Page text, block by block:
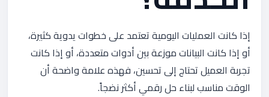
إذا كانت العمليات اليومية تعتمد على خطوات يدوية كثيرة،
أو إذا كانت البيانات موزعة بين أدوات متعددة، أو إذا كانت
تجربة العميل تحتاج إلى تحسين، فهذه علامة واضحة أن
الوقت مناسب لبناء حل رقمي أكثر نضجاً.